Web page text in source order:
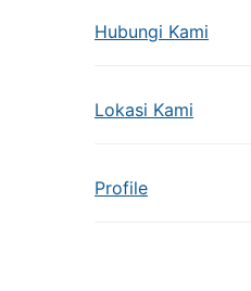
Hubungi Kami
Lokasi Kami
Profile